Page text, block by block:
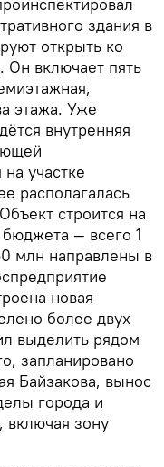
здания в
открыть ко
Он включает пять
этажа. Уже
внутренняя
участке
располагалась
строится на
— всего 1
млн направлены в
новая
более двух
выделить рядом
запланировано
Байзакова, вынос
города и
включая зону